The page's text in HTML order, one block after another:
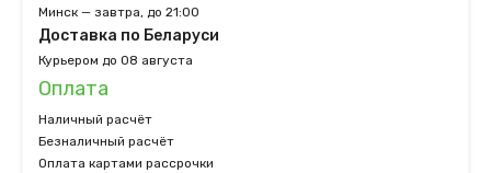
Минск — завтра, до 21:00
Доставка по Беларуси
Курьером до 08 августа
Оплата
Наличный расчёт
Безналичный расчёт
Оплата картами рассрочки